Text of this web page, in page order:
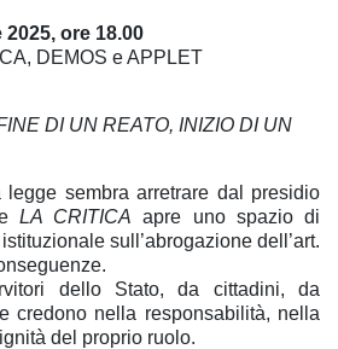
ore 18.00
DEMOS e APPLET
DI UN REATO, INIZIO DI UN
sembra arretrare dal presidio
LA CRITICA apre uno spazio di
sull’abrogazione dell’art.
dello Stato, da cittadini, da
credono nella responsabilità, nella
del proprio ruolo.